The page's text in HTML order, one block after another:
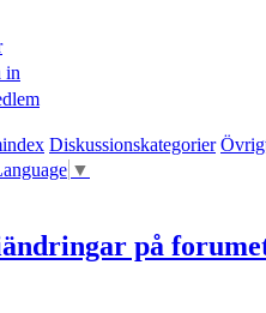
in
Diskussionskategorier
▼
på